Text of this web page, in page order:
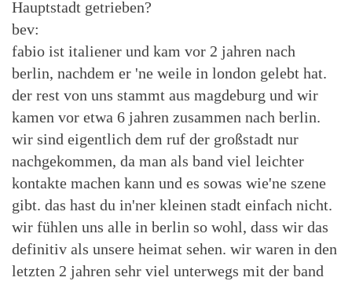
Hauptstadt getrieben?
bev:
fabio ist italiener und kam vor 2 jahren nach
berlin, nachdem er 'ne weile in london gelebt hat.
der rest von uns stammt aus magdeburg und wir
kamen vor etwa 6 jahren zusammen nach berlin.
wir sind eigentlich dem ruf der großstadt nur
nachgekommen, da man als band viel leichter
kontakte machen kann und es sowas wie'ne szene
gibt. das hast du in'ner kleinen stadt einfach nicht.
wir fühlen uns alle in berlin so wohl, dass wir das
definitiv als unsere heimat sehen. wir waren in den
letzten 2 jahren sehr viel unterwegs mit der band